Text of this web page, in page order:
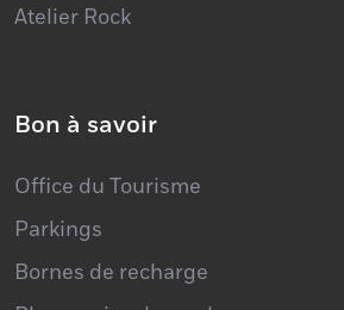
Parkings
Bornes de recharge
Pharmacies de garde